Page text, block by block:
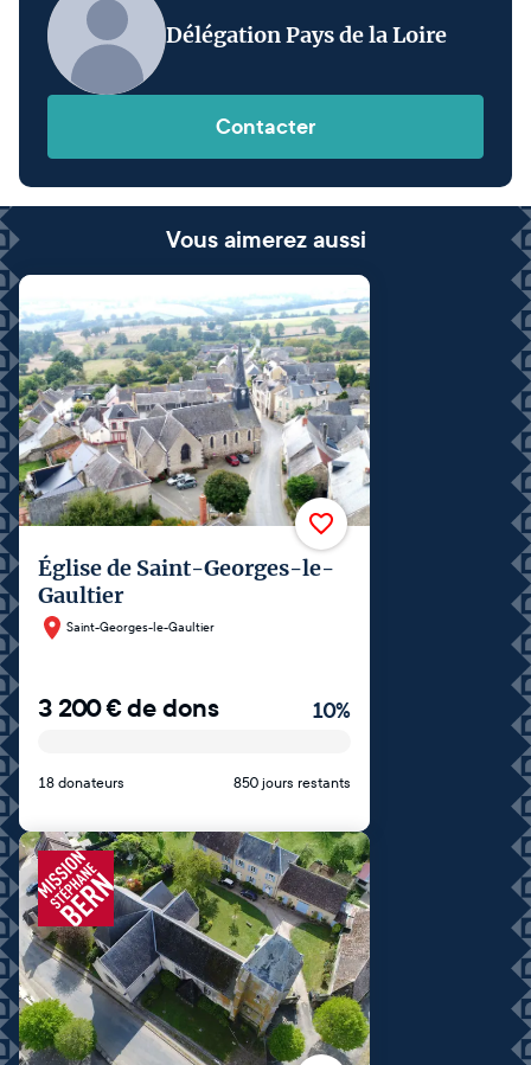
Délégation Pays de la Loire
Contacter
Vous aimerez aussi
Église de Saint-Georges-le-
Gaultier
Saint-Georges-le-Gaultier
3 200€de dons 10%
18 donateurs 850 jours restants